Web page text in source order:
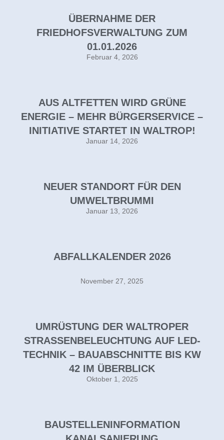
ÜBERNAHME DER
FRIEDHOFSVERWALTUNG ZUM
01.01.2026
Februar 4, 2026
AUS ALTFETTEN WIRD GRÜNE
ENERGIE – MEHR BÜRGERSERVICE –
INITIATIVE STARTET IN WALTROP!
Januar 14, 2026
NEUER STANDORT FÜR DEN
UMWELTBRUMMI
Januar 13, 2026
ABFALLKALENDER 2026
November 27, 2025
UMRÜSTUNG DER WALTROPER
STRASSENBELEUCHTUNG AUF LED-T
ECHNIK – BAUABSCHNITTE BIS KW 4
2 IM ÜBERBLICK
Oktober 1, 2025
BAUSTELLENINFORMATION